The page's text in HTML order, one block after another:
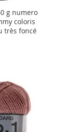
g numero
coloris
très foncé